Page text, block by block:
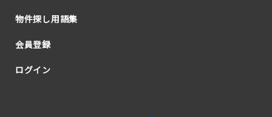
物件探し用語集
会員登録
ログイン